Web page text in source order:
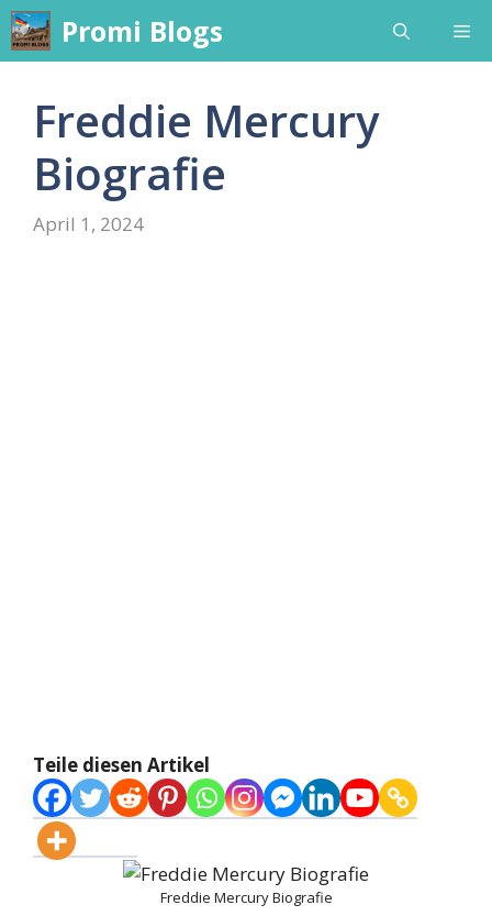
Skip
to
content
Promi Blogs
Freddie Mercury
Biografie
April 1, 2024
Teile diesen Artikel
Freddie Mercury Biografie